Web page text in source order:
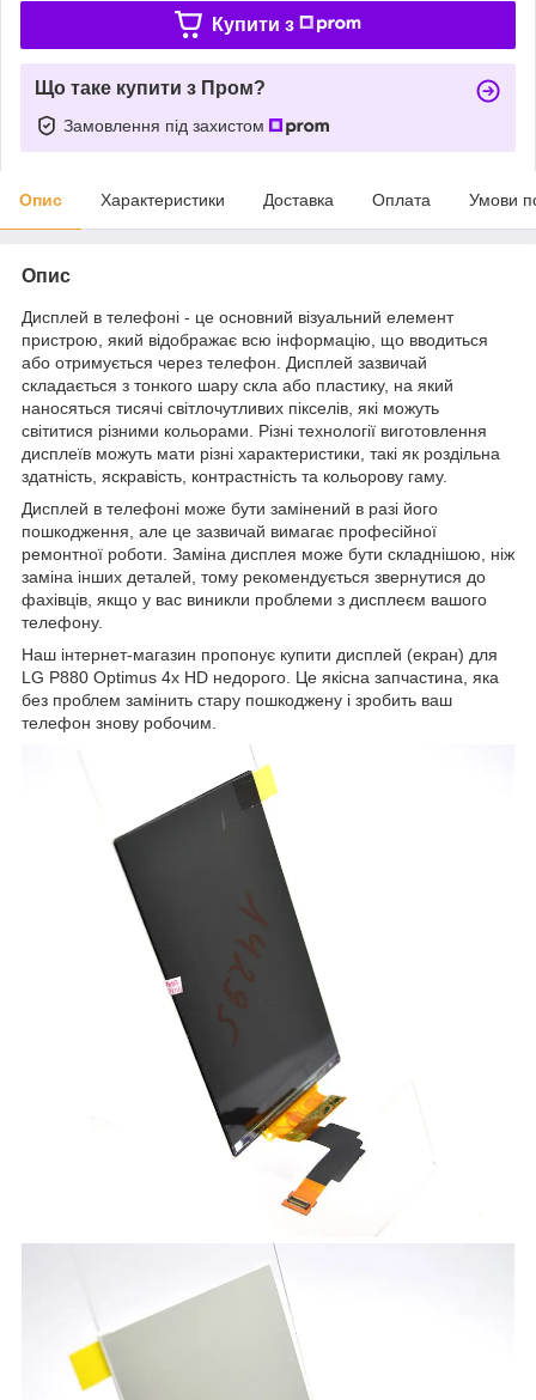
Купити з
Що таке купити з Пром?
Замовлення під захистом
Опис Характеристики Доставка Оплата Умови
Опис
Дисплей в телефоні - це основний візуальний елемент
пристрою, який відображає всю інформацію, що вводиться
або отримується через телефон. Дисплей зазвичай
складається з тонкого шару скла або пластику, на який
наносяться тисячі світлочутливих пікселів, які можуть
світитися різними кольорами. Різні технології виготовлення
дисплеїв можуть мати різні характеристики, такі як роздільна
здатність, яскравість, контрастність та кольорову гаму.
Дисплей в телефоні може бути замінений в разі його
пошкодження, але це зазвичай вимагає професійної
ремонтної роботи. Заміна дисплея може бути складнішою, ніж
заміна інших деталей, тому рекомендується звернутися до
фахівців, якщо у вас виникли проблеми з дисплеєм вашого
телефону.
Наш інтернет-магазин пропонує купити дисплей (екран) для
LG P880 Optimus 4x HD недорого. Це якісна запчастина, яка
без проблем замінить стару пошкоджену і зробить ваш
телефон знову робочим.